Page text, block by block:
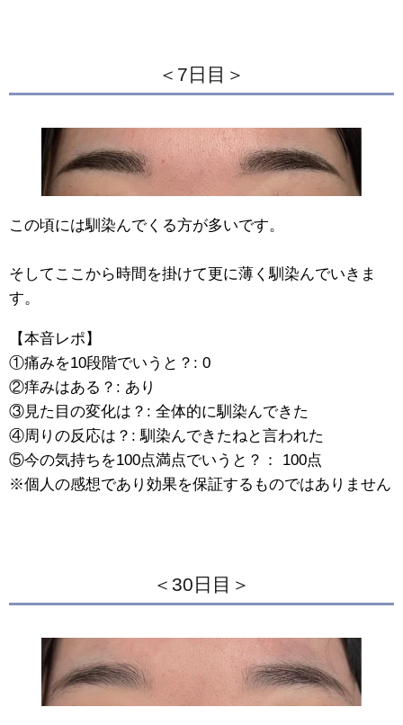
＜7日目＞
この頃には馴染んでくる方が多いです。
そしてここから時間を掛けて更に薄く馴染んでいきま
す。
【本音レポ】
①痛みを10段階でいうと？: 0
②痒みはある？: あり
③見た目の変化は？: 全体的に馴染んできた
④周りの反応は？: 馴染んできたねと言われた
⑤今の気持ちを100点満点でいうと？： 100点
※個人の感想であり効果を保証するものではありません
＜30日目＞